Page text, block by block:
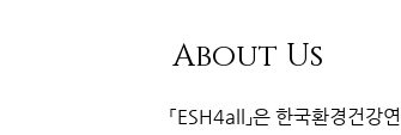
About Us
「ESH4all」은한국환경건강